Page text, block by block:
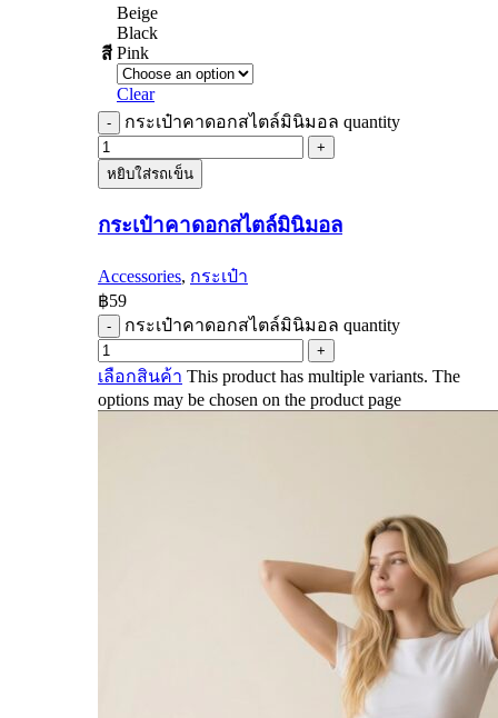
สี
Beige
Black
Pink
Clear
กระเป๋าคาดอกสไตล์มินิมอล quantity
หยิบใส่รถเข็น
กระเป๋าคาดอกสไตล์มินิมอล
Accessories, กระเป๋า
฿59
กระเป๋าคาดอกสไตล์มินิมอล quantity
เลือกสินค้า This product has multiple variants. The
options may be chosen on the product page